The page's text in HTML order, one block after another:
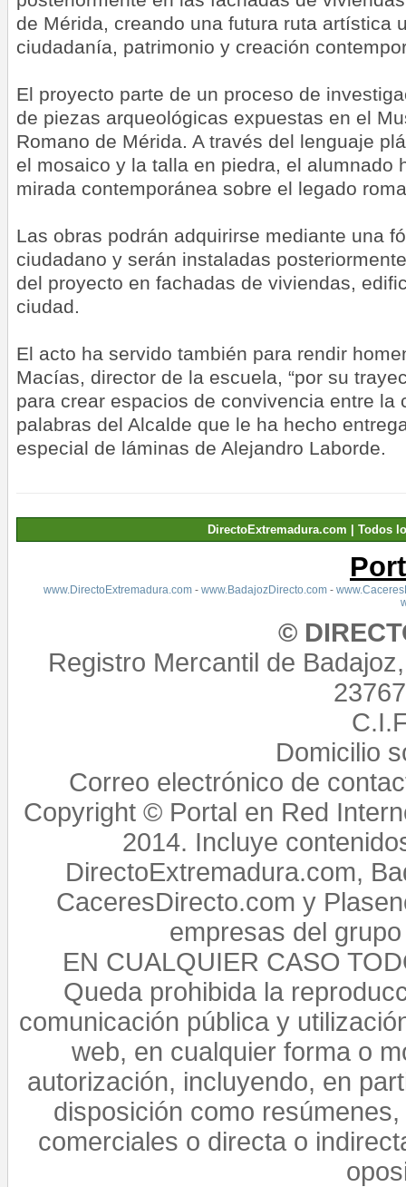
de Mérida, creando una futura ruta artística
ciudadanía, patrimonio y creación
El proyecto parte de un proceso de
de piezas arqueológicas expuestas en el
Romano de Mérida. A través del lenguaje
el mosaico y la talla en piedra, el alumnado
mirada contemporánea sobre el legado
Las obras podrán adquirirse mediante una
ciudadano y serán instaladas
del proyecto en fachadas de viviendas,
ciudad.
El acto ha servido también para rendir
Macías, director de la escuela, “por su
para crear espacios de convivencia entre la
palabras del Alcalde que le ha hecho
especial de láminas de Alejandro Laborde.
DirectoExtremadura.com | Todos
www.DirectoExtremadura.com- www.BadajozDirecto.com-
©
Registro Mercantil de
Domicilio
Correo electrónico de
Copyright © Portal en Red
2014. Incluye
DirectoExtremadura.com,
CaceresDirecto.com y
empresas del
EN CUALQUIER CASO
Queda prohibida la
comunicación pública y
web, en cualquier forma o
autorización, incluyendo, en
disposición como
comerciales o directa o